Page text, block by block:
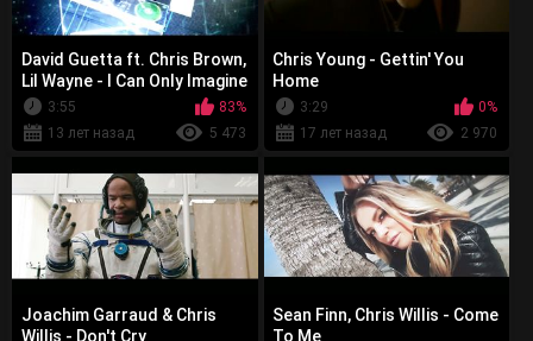
David Guetta ft. Chris Brown,
Lil Wayne - I Can Only Imagine
3:55
83%
13 лет назад
5 473
Chris Young - Gettin' You
Home
3:29
0%
17 лет назад
2 970
Joachim Garraud & Chris
Willis - Don't Cry
Sean Finn, Chris Willis - Come
To Me